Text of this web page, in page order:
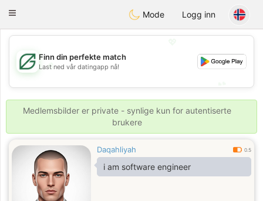
GulfDating
Toggle
Mode Logg inn
💖
💕
Finn din perfekte match
Last ned vår datingapp nå!
Medlemsbilder er private - synlige kun for autentiserte
brukere
Daqahliyah 0.5
i am software engineer